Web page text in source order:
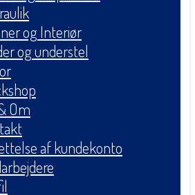
og Interiør
og understel
Om
af kundekonto